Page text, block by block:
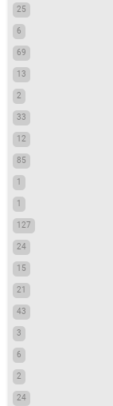
25
6
69
13
2
33
12
85
1
1
127
24
15
21
43
3
6
2
24